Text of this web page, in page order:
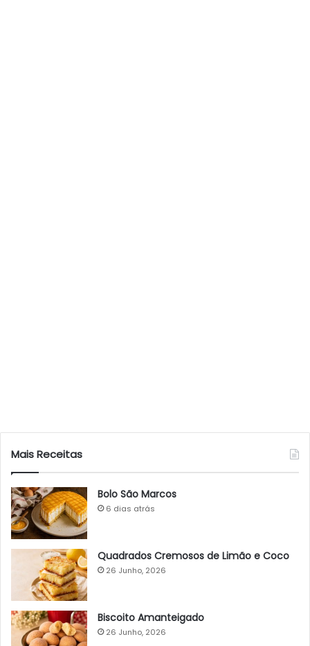
Mais Receitas
Bolo São Marcos
6 dias atrás
Quadrados Cremosos de Limão e Coco
26 Junho, 2026
Biscoito Amanteigado
26 Junho, 2026